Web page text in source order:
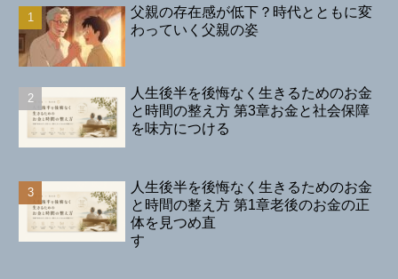
父親の存在感が低下？時代とともに変
わっていく父親の姿
人生後半を後悔なく生きるためのお金
と時間の整え方 第3章お金と社会保障
を味方につける
人生後半を後悔なく生きるためのお金
と時間の整え方 第1章老後のお金の正
体を見つめ直
す